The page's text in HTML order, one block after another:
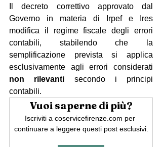
Il decreto correttivo approvato dal
Governo in materia di Irpef e Ires
modifica il regime fiscale degli errori
contabili, stabilendo che la
semplificazione prevista si applica
non rilevanti secondo i principi
contabili.
Vuoi saperne di più?
Iscriviti a coservicefirenze.com per
continuare a leggere questi post esclusivi.